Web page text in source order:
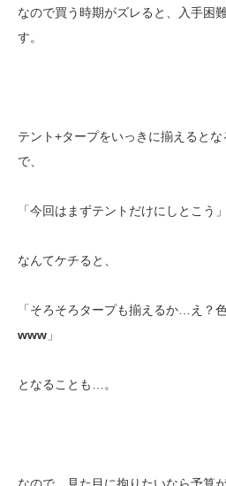
なので買う時期がズレると、入手困
す。
テント+タープをいっきに揃えると
で、
「今回はまずテントだけにしとこう」
なんてケチると、
「そろそろタープも揃えるか…え？
www 」
となることも…。